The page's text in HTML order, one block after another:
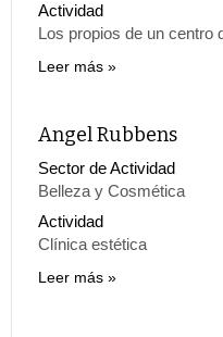
Actividad
Los propios de un centro
Leer más
Angel Rubbens
Sector de Actividad
Belleza y Cosmética
Actividad
Clínica estética
Leer más